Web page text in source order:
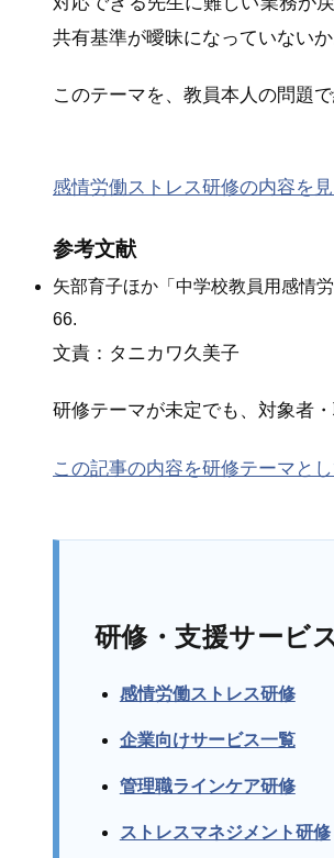
共有基準が曖昧になっていないか
このテーマを、教員本人の問題
感情労働ストレス研修の内容を
参考文献
矢部育子ほか「中学校教員用感情
66.
文責：タニカワ久美子
研修テーマが未定でも、対象者
この記事の内容を研修テーマと
研修・支援サービ
感情労働ストレス研修
企業向けサービス一覧
管理職ラインケア研修
ストレスマネジメント研修